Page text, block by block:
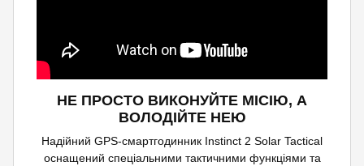
НЕ ПРОСТО ВИКОНУЙТЕ МІСІЮ, А
ВОЛОДІЙТЕ НЕЮ
Надійний GPS-смартгодинник Instinct 2 Solar Tactical
оснащений спеціальними тактичними функціями та